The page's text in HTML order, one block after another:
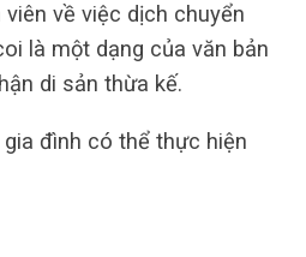
về việc dịch chuyển
là một dạng của văn bản
di sản thừa kế.
đình có thể thực hiện